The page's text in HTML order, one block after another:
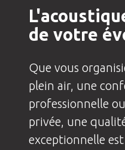
de votre
Que vous
plein air, une
professionnelle
privée, une
exceptionnelle